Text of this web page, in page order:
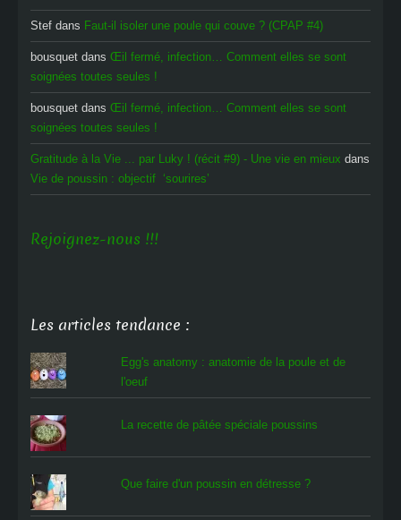
Stef dans Faut-il isoler une poule qui couve ? (CPAP #4)
bousquet dans Œil fermé, infection… Comment elles se sont
soignées toutes seules !
bousquet dans Œil fermé, infection… Comment elles se sont
soignées toutes seules !
Gratitude à la Vie ... par Luky ! (récit #9) - Une vie en mieux dans
Vie de poussin : objectif ‘sourires’
Rejoignez-nous !!!
Les articles tendance :
Egg's anatomy : anatomie de la poule et de
l'oeuf
La recette de pâtée spéciale poussins
Que faire d'un poussin en détresse ?